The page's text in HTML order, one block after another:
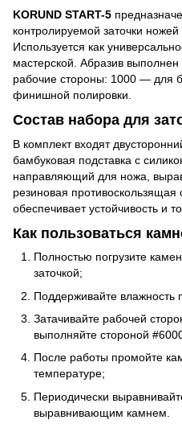
KORUND START-5
контролируемой заточки
Используется как
мастерской. Абразив
рабочие стороны: 1000 — для
финишной полировки.
Состав набора для
В комплект входят
бамбуковая подставка с
направляющий для ножа,
резиновая противоскользящая
обеспечивает устойчивость и
Как пользоваться
Полностью погрузите
заточкой;
Поддерживайте влажность
Затачивайте рабочей
выполняйте стороной
После работы промойте
температуре;
Периодически
выравнивающим камнем.